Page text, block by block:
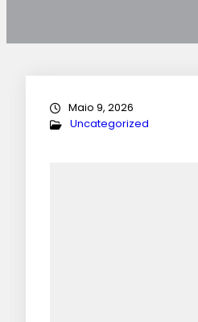
Maio 9, 2026
Uncategorized